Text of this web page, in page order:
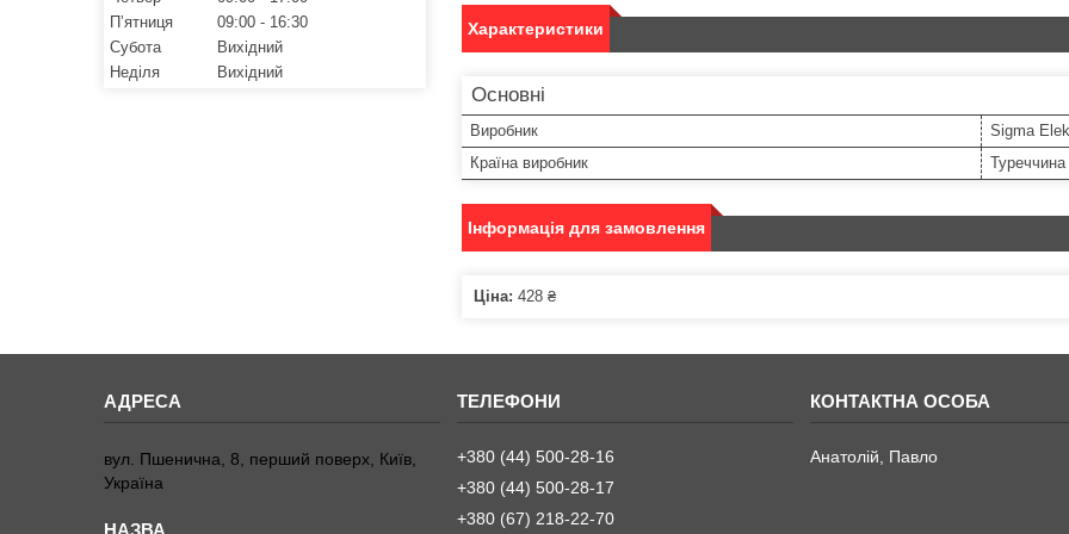
Характеристики
Основні
Виробник
Sigma
Країна виробник
Туреччина
Інформація для замовлення
Ціна: 428 ₴
Пʼятниця
09:00
16:30
Субота
Вихідний
Неділя
Вихідний
вул. Пшенична, 8, перший поверх, Київ,
Україна
+380 (44) 500-28-16
+380 (44) 500-28-17
+380 (67) 218-22-70
Анатолій, Павло